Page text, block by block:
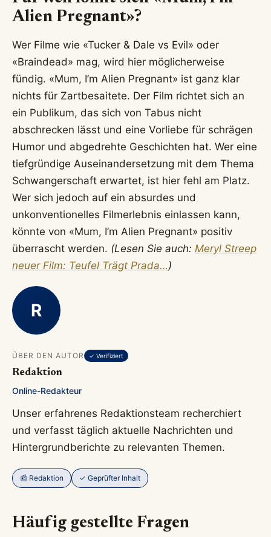
Alien Pregnant»?
Wer Filme wie «Tucker & Dale vs Evil» oder
«Braindead» mag, wird hier möglicherweise
fündig. «Mum, I’m Alien Pregnant» ist ganz klar
nichts für Zartbesaitete. Der Film richtet sich an
ein Publikum, das sich von Tabus nicht
abschrecken lässt und eine Vorliebe für schrägen
Humor und abgedrehte Geschichten hat. Wer eine
tiefgründige Auseinandersetzung mit dem Thema
Schwangerschaft erwartet, ist hier fehl am Platz.
Wer sich jedoch auf ein absurdes und
unkonventionelles Filmerlebnis einlassen kann,
könnte von «Mum, I’m Alien Pregnant» positiv
überrascht werden. (Lesen Sie auch: Meryl Streep
neuer Film: Teufel Trägt Prada…)
R
ÜBER DEN AUTOR ✓ Verifiziert
Redaktion
Online-Redakteur
Unser erfahrenes Redaktionsteam recherchiert
und verfasst täglich aktuelle Nachrichten und
Hintergrundberichte zu relevanten Themen.
📰 Redaktion ✓ Geprüfter Inhalt
Häufig gestellte Fragen